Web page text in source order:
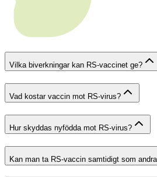
Vilka biverkningar kan RS-vaccinet ge?
Vad kostar vaccin mot RS-virus?
Hur skyddas nyfödda mot RS-virus?
Kan man ta RS-vaccin samtidigt som